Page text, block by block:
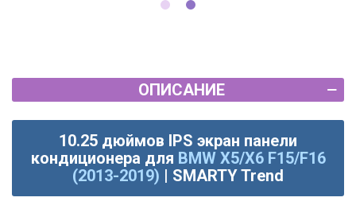
ОПИСАНИЕ
10.25 дюймов IPS экран панели
кондиционера для BMW X5/X6 F15/F16
(2013-2019) | SMARTY Trend